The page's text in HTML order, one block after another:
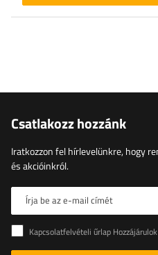
Csatlakozz hozzánk
Iratkozzon fel hírlevelünkre, hogy
és akcióinkról.
Írja be az e-mail címét
Kapcsolatfelvételi űrlap Hozzájárulok a kapcsolatfelvételi űrlapon szereplő személyes